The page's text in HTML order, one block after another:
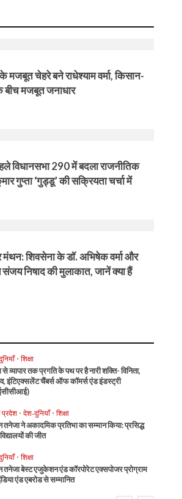
मजबूत चेहरे बने राधेश्याम वर्मा, किसान-
मजबूत जनाधार
विधानसभा 290 में बदला राजनीतिक
गुप्ता ‘गुड्डू’ की सक्रियता चर्चा में
मंथन: शिवसेना के डॉ. अभिषेक वर्मा और
संजय निषाद की मुलाकात, जानें क्या हैं
• शिक्षा
से व्यापार तक प्रगति के पथ पर है नारी शक्ति- विनिता,
इंटिएक्सलेंट चैंबर्स ऑफ कॉमर्स एंड इंडस्ट्री
प्रदेश • देश-दुनियाँ • शिक्षा
तनेजा ने अकादमिक प्रतिभा का सम्मान किया: प्रसिद्ध
की जीत
• शिक्षा
तनेजा बेस्ट एजुकेशन एंड कॉरपोरेट एक्सपोजर प्रोग्राम
एंड एबरोड से सम्मानित